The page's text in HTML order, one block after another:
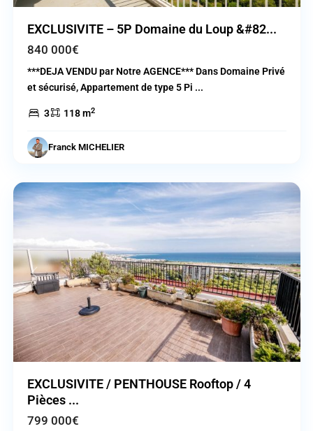
EXCLUSIVITE – 5P Domaine du Loup &#82...
840 000€
***DEJA VENDU par Notre AGENCE*** Dans Domaine Privé
et sécurisé, Appartement de type 5 Pi ...
3 118 m2
Franck MICHELIER
Cagnes
sur
Previous Next
EXCLUSIVITE / PENTHOUSE Rooftop / 4
Pièces ...
799 000€